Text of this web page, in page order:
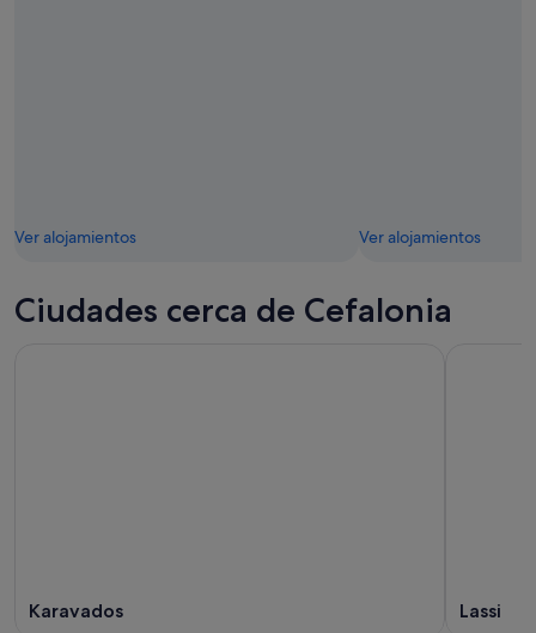
Ver alojamientos Ver alojamientos
Ciudades cerca de Cefalonia
Karavados Lassi